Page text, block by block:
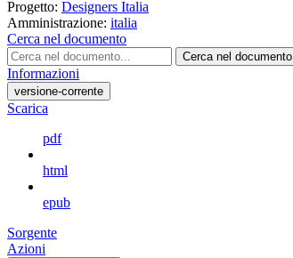
Progetto: Designers Italia
Amministrazione: italia
Cerca nel documento
Cerca nel documento
Informazioni
versione-corrente
Scarica
pdf
html
epub
Sorgente
Azioni